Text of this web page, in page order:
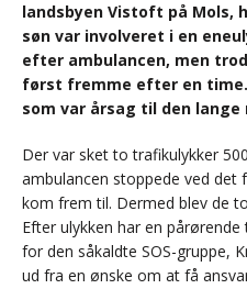
landsbyen Vistoft på Mols,
søn var involveret i en
efter ambulancen, men
først fremme efter en
som var årsag til den lange
Der var sket to trafikulykker
ambulancen stoppede ved det
kom frem til. Dermed blev de
Efter ulykken har en
for den såkaldte SOS-gruppe,
ud fra en ønske om at få